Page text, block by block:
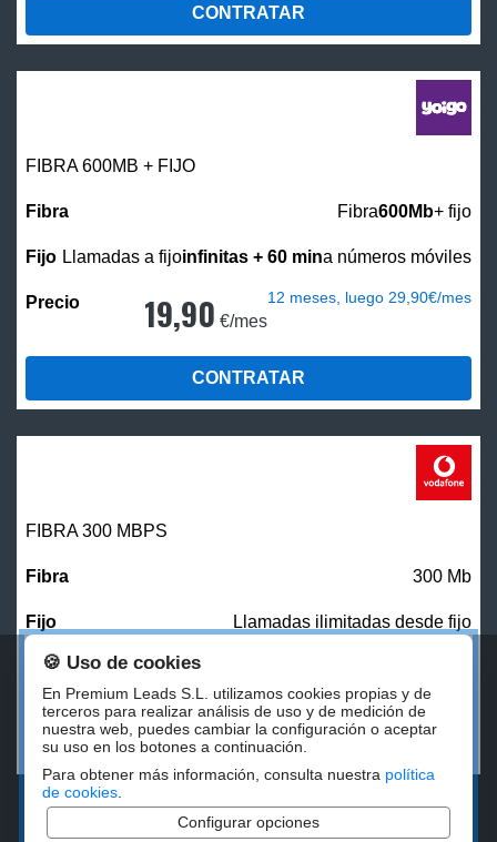
CONTRATAR
FIBRA 600MB + FIJO
Fibra600Mb+ fijo
Llamadas a fijoinfinitas + 60 mina números móviles
19,90 €/mes
12 meses, luego 29,90€/mes
CONTRATAR
FIBRA 300 MBPS
300 Mb
Llamadas ilimitadas desde fijo
27,00 €/mes
CONTRATAR
🍪 Uso de cookies
En Premium Leads S.L. utilizamos cookies propias y de
terceros para realizar análisis de uso y de medición de
nuestra web, puedes cambiar la configuración o aceptar
su uso en los botones a continuación.
Para obtener más información, consulta nuestra política
de cookies
Configurar opciones